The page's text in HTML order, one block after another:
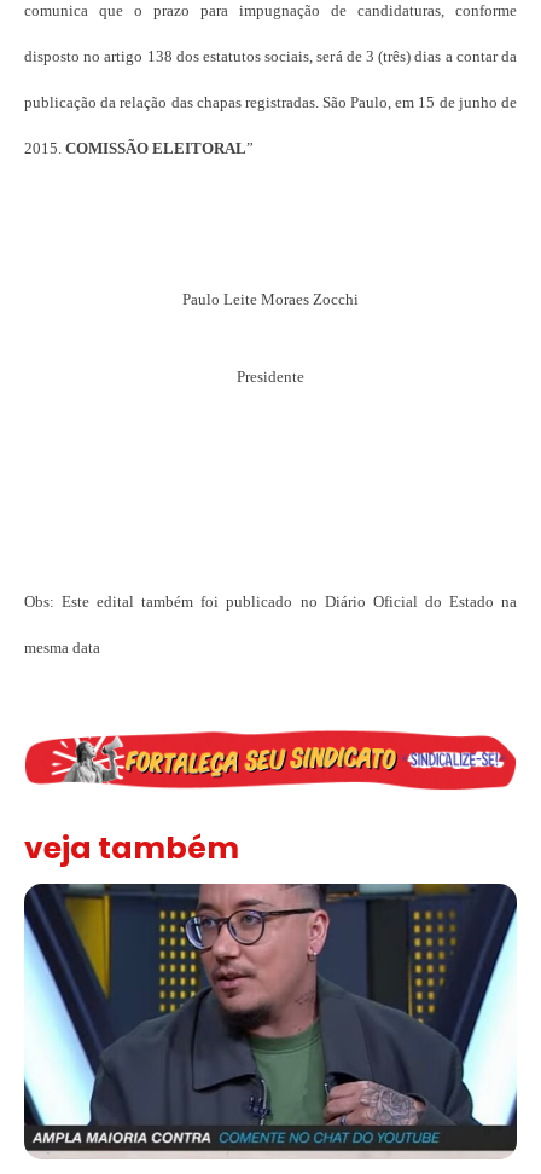
comunica que o prazo para impugnação de candidaturas, conforme
disposto no artigo 138 dos estatutos sociais, será de 3 (três) dias a contar da
publicação da relação das chapas registradas. São Paulo, em 15 de junho de
2015. COMISSÃO ELEITORAL”
Paulo Leite Moraes Zocchi
Presidente
Obs: Este edital também foi publicado no Diário Oficial do Estado na
mesma data
veja também
Solidariedade ao jornalista Caê Vasconcelos e repúdio aos